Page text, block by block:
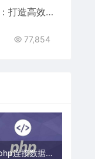
理财源码网：打造高效理财工具的开发与应用
77,854
用php连接数据库失败怎么办